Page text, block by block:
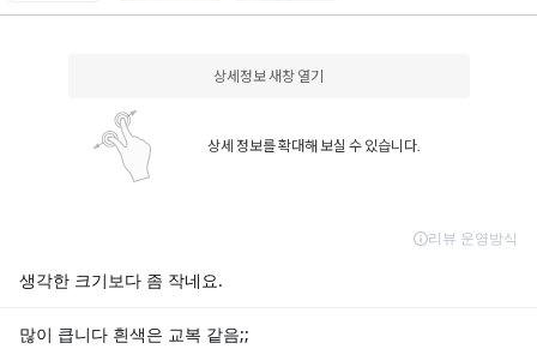
상세정보 새창 열기
상세 정보를 확대해 보실 수 있습니다.